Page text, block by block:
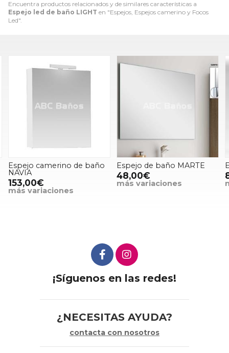
Encuentra productos relacionados y de similares características a
Espejo led de baño LIGHT en "Espejos, Espejos camerino y Focos
Led".
Espejo camerino de baño
NAVIA
153,00€
más variaciones
Espejo de baño MARTE
48,00€
más variaciones
¡Síguenos en las redes!
¿NECESITAS AYUDA?
contacta con nosotros